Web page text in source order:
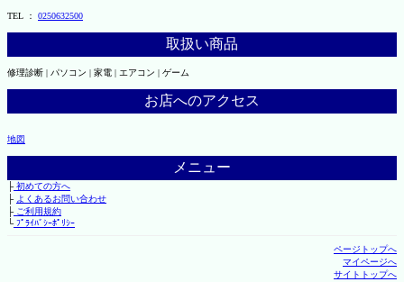
TEL ： 0250632500
取扱い商品
修理診断 | パソコン | 家電 | エアコン | ゲーム
お店へのアクセス
地図
メニュー
├初めての方へ
├ よくあるお問い合わせ
├ご利用規約
└ﾌﾟﾗｲﾊﾞｼｰﾎﾟﾘｼｰ
ページトップへ
マイページへ
サイトトップへ